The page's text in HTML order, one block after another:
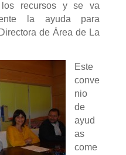
los recursos y se va
la ayuda para
de Área de La
Este
conve
nio
de
ayud
as
come